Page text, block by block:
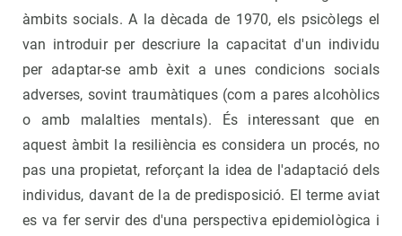
àmbits socials. A la dècada de 1970, els psicòlegs el
van introduir per descriure la capacitat d'un individu
per adaptar-se amb èxit a unes condicions socials
adverses, sovint traumàtiques (com a pares alcohòlics
o amb malalties mentals). És interessant que en
aquest àmbit la resiliència es considera un procés, no
pas una propietat, reforçant la idea de l'adaptació dels
individus, davant de la de predisposició. El terme aviat
es va fer servir des d'una perspectiva epidemiològica i